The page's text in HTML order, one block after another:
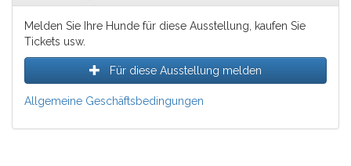
Melden Sie Ihre Hunde für diese Ausstellung, kaufen Sie
Tickets usw.
Für diese Ausstellung melden
Allgemeine Geschäftsbedingungen